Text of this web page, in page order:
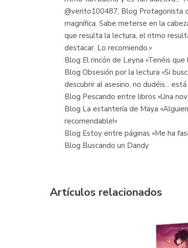
@verito100487, Blog Protagonista
magnífica. Sabe meterse en la
que resulta la lectura, el ritmo
destacar. Lo recomiendo.»
Blog El rincón de Leyna «Tenéis
Blog Obsesión por la lectura «Si
descubrir al asesino, no dudéis...
Blog Pescando entre libros «Una
Blog La estantería de Maya
recomendable!»
Blog Estoy entre páginas «Me ha
Blog Buscando un Dandy
Artículos relacionados